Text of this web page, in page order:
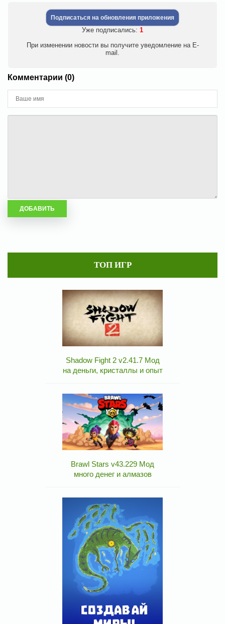
Подписаться на обновления приложения
Уже подписались: 1
При изменении новости вы получите уведомление на E-
mail.
Комментарии (0)
ТОП ИГР
Shadow Fight 2 v2.41.7 Мод
на деньги, кристаллы и опыт
Brawl Stars v43.229 Мод
много денег и алмазов